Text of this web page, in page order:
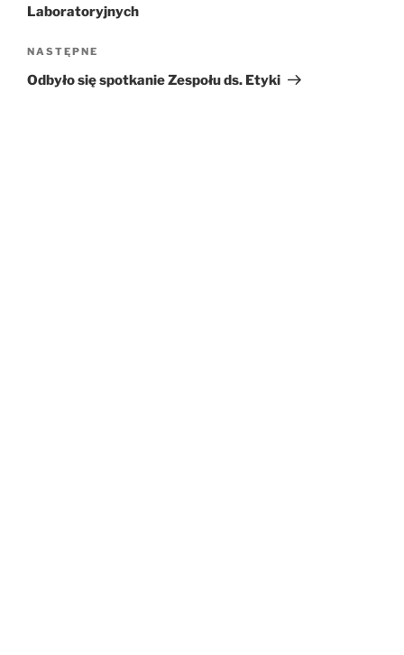
Laboratoryjnych
Następny
wpis
NASTĘPNE
Odbyło się spotkanie Zespołu ds. Etyki